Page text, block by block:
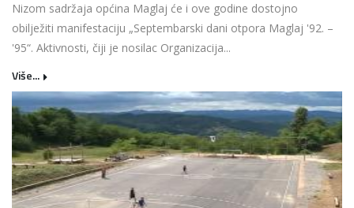
Nizom sadržaja općina Maglaj će i ove godine dostojno
obilježiti manifestaciju „Septembarski dani otpora Maglaj '92. –
'95“. Aktivnosti, čiji je nosilac Organizacija...
Više...